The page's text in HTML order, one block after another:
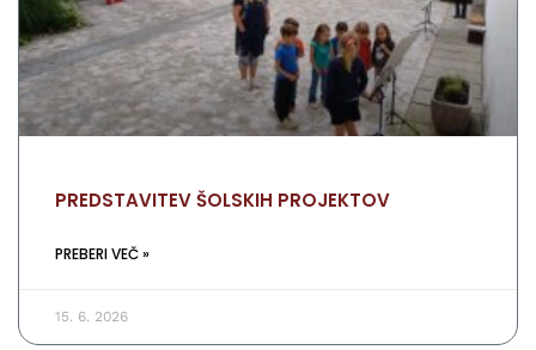
PREDSTAVITEV ŠOLSKIH PROJEKTOV
PREBERI VEČ »
15. 6. 2026